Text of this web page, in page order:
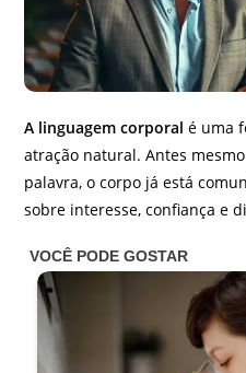
A linguagem corporal é uma
atração natural. Antes
palavra, o corpo já está
sobre interesse, confiança e